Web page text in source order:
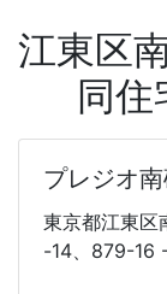
江東区
同住
プレジオ
東京都江東
-14、879-16